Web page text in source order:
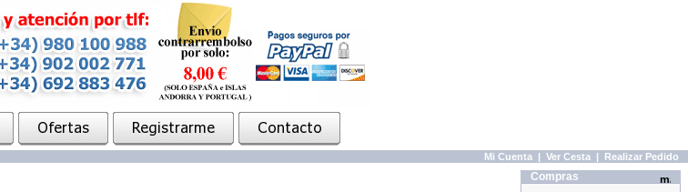
Mi Cuenta | Ver Cesta | Realizar Pedido
Compras